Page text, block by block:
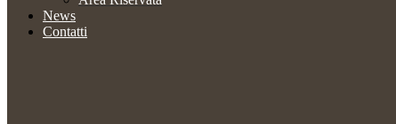
News
Contatti